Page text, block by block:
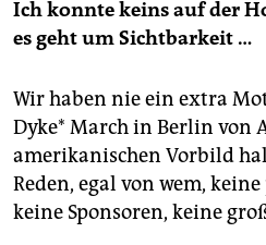
entlang, über Friedrich-,
Fischerinsel vorbei, über die
dann zum Ziel: dem
Abends gibt es eine Open-
im Festsaal Kreuzberg,
auch an der Abendkasse
um eine Veranstaltung für
vollständig Geimpfte mit
Ich konnte keins auf der
es geht um Sichtbarkeit …
Wir haben nie ein extra
Dyke* March in Berlin von
amerikanischen Vorbild
Reden, egal von wem,
keine Sponsoren, keine